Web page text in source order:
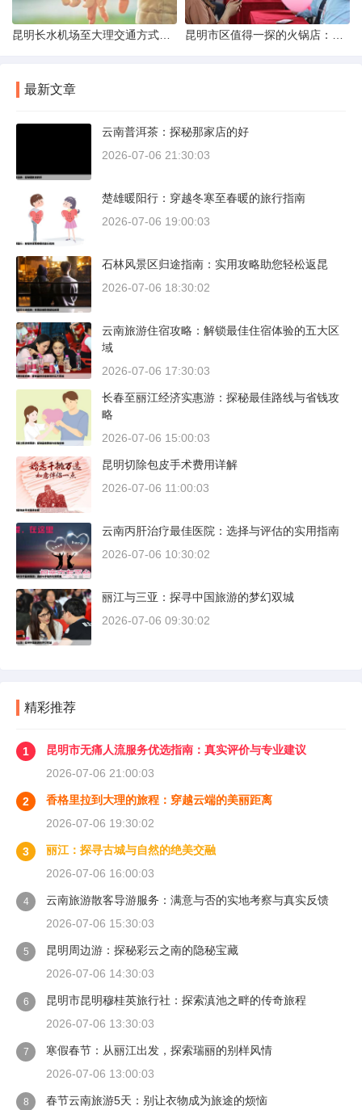
最新文章
云南普洱茶：探秘那家店的好
2026-07-06 21:30:03
楚雄暖阳行：穿越冬寒至春暖的旅行指南
2026-07-06 19:00:03
石林风景区归途指南：实用攻略助您轻松返昆
2026-07-06 18:30:02
云南旅游住宿攻略：解锁最佳住宿体验的五大区
域
2026-07-06 17:30:03
长春至丽江经济实惠游：探秘最佳路线与省钱攻
略
2026-07-06 15:00:03
昆明切除包皮手术费用详解
2026-07-06 11:00:03
云南丙肝治疗最佳医院：选择与评估的实用指南
2026-07-06 10:30:02
丽江与三亚：探寻中国旅游的梦幻双城
2026-07-06 09:30:02
精彩推荐
1
昆明市无痛人流服务优选指南：真实评价与专业建议
2026-07-06 21:00:03
2
香格里拉到大理的旅程：穿越云端的美丽距离
2026-07-06 19:30:02
3
丽江：探寻古城与自然的绝美交融
2026-07-06 16:00:03
4
云南旅游散客导游服务：满意与否的实地考察与真实反馈
2026-07-06 15:30:03
5
昆明周边游：探秘彩云之南的隐秘宝藏
2026-07-06 14:30:03
6
昆明市昆明穆桂英旅行社：探索滇池之畔的传奇旅程
2026-07-06 13:30:03
7
寒假春节：从丽江出发，探索瑞丽的别样风情
2026-07-06 13:00:03
8 春节云南旅游5天：别让衣物成为旅途的烦恼